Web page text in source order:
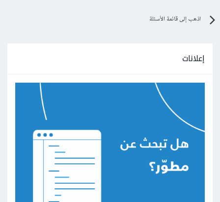
اذهب إلى قائمة الأسئلة
إعلانات